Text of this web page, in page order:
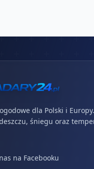
dla Polski i
śniegu oraz
na Facebooku